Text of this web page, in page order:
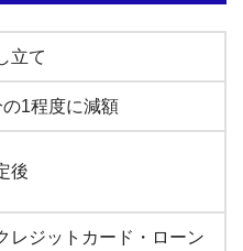
立て
1程度に減額
後
レジットカード・ローン